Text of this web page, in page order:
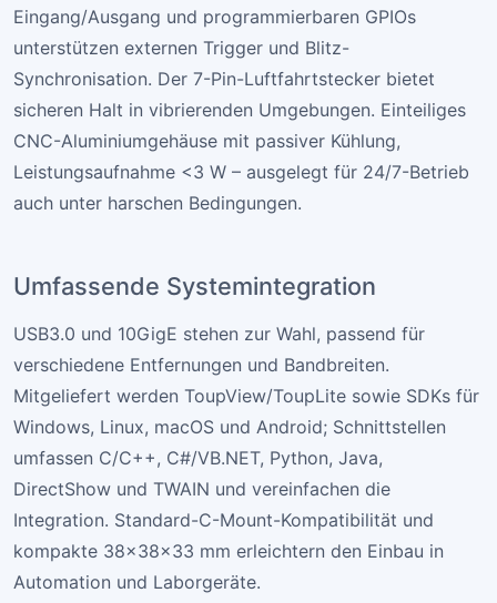
Eingang/Ausgang und programmierbaren GPIOs
unterstützen externen Trigger und Blitz-
Synchronisation. Der 7-Pin-Luftfahrtstecker bietet
sicheren Halt in vibrierenden Umgebungen. Einteiliges
CNC-Aluminiumgehäuse mit passiver Kühlung,
Leistungsaufnahme <3 W – ausgelegt für 24/7-Betrieb
auch unter harschen Bedingungen.
Umfassende Systemintegration
USB3.0 und 10GigE stehen zur Wahl, passend für
verschiedene Entfernungen und Bandbreiten.
Mitgeliefert werden ToupView/ToupLite sowie SDKs für
Windows, Linux, macOS und Android; Schnittstellen
umfassen C/C++, C#/VB.NET, Python, Java,
DirectShow und TWAIN und vereinfachen die
Integration. Standard-C-Mount-Kompatibilität und
kompakte 38×38×33 mm erleichtern den Einbau in
Automation und Laborgeräte.